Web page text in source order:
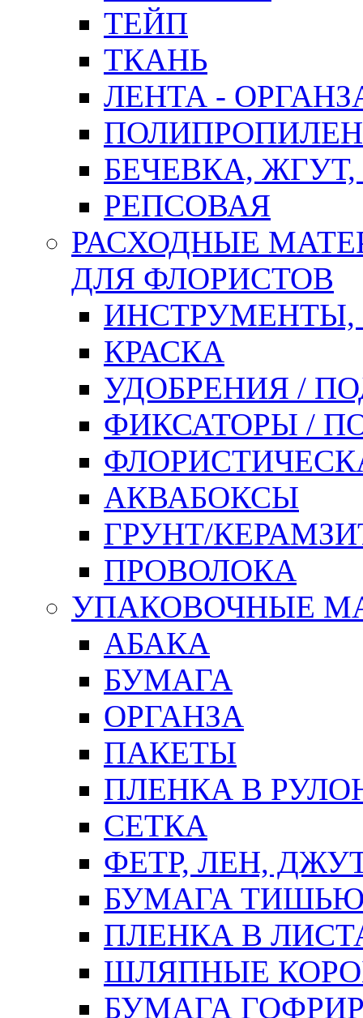
ТЕЙП
ТКАНЬ
ЛЕНТА -
БЕЧЕВКА,
РЕПСОВАЯ
РАСХОДНЫЕ
ДЛЯ ФЛОРИСТОВ
ИНСТРУМЕНТЫ,
КРАСКА
УДОБРЕНИЯ /
ФИКСАТОРЫ /
АКВАБОКСЫ
ГРУНТ/
ПРОВОЛОКА
УПАКОВОЧНЫЕ
АБАКА
БУМАГА
ОРГАНЗА
ПАКЕТЫ
ПЛЕНКА В
СЕТКА
ФЕТР, ЛЕН,
БУМАГА
ПЛЕНКА В
ШЛЯПНЫЕ
БУМАГА